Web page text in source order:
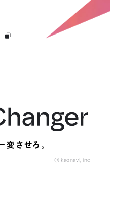
変させろ。
© kaonavi, Inc